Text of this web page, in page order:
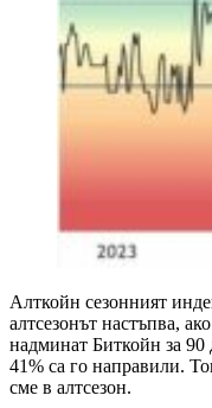
Алткойн сезонният
алтсезонът настъпва,
надминат Биткойн за
41% са го направили.
сме в алтсезон.